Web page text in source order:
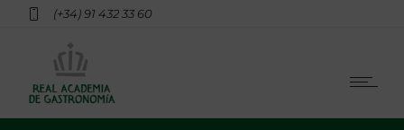
(+34) 91 432 33 60